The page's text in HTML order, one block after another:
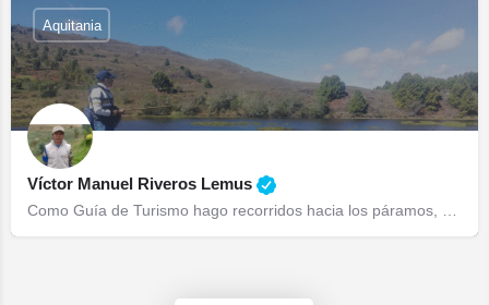
Víctor Manuel Riveros Lemus
Aquitania